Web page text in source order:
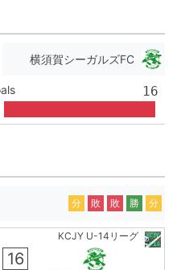
横須賀シーガルズFC
16
分 敗 敗 勝 分
KCJY U-14リーグ
16